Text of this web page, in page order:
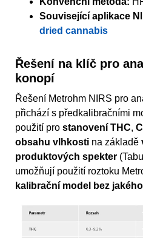
Související aplikace
dried cannabis
Řešení na klíč pro
konopí
Řešení Metrohm NIRS pro
přichází s předkalibračními
použití pro stanovení THC,
obsahu vlhkosti na základě
produktových spekter
umožňují použití roztoku
kalibrační model bez